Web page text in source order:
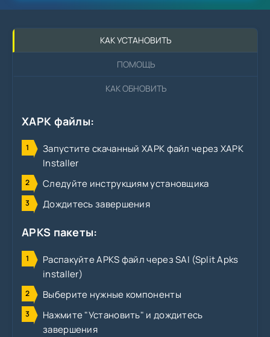
КАК УСТАНОВИТЬ
ПОМОЩЬ
КАК ОБНОВИТЬ
XAPK файлы:
Запустите скачанный XAPK файл через XAPK
Installer
Следуйте инструкциям установщика
Дождитесь завершения
APKS пакеты:
Распакуйте APKS файл через SAI (Split Apks
installer)
Выберите нужные компоненты
Нажмите "Установить" и дождитесь
завершения